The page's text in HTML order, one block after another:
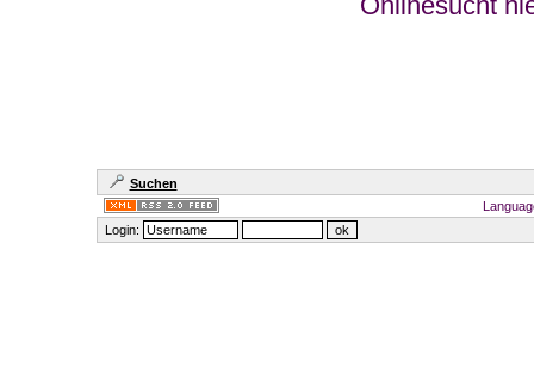
Suchen
Login: